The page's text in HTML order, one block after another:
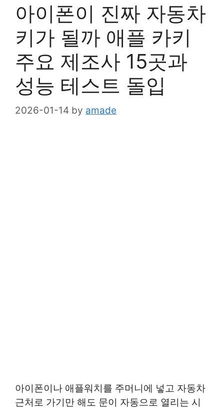
아이폰이 진짜 자동차
키가 될까 애플 카키
주요 제조사 15곳과
성능 테스트 돌입
2026-01-14 by amade
아이폰이나 애플워치를 주머니에 넣고 자동차
근처로 가기만 해도 문이 자동으로 열리는 시